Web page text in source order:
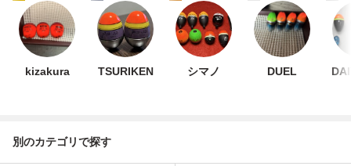
kizakura TSURIKEN シマノ DUEL
別のカテゴリで探す